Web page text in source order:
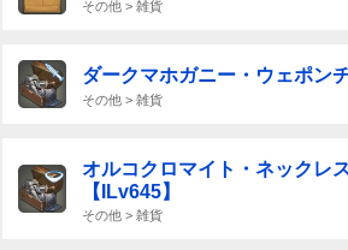
その他 > 雑貨
ダークマホガニー・ウェポン
その他 > 雑貨
オルコクロマイト・ネックレ
【ILv645】
その他 > 雑貨